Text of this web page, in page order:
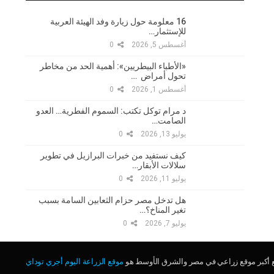
16 معلومة حول زيارة وفد الهيئة العربية
للإستثمار…
أغسطس 5, 2026
«الأطباء البيطريين»: أهمية الحد من مخاطر
تحول أمراض …
أغسطس 1, 2026
د مرام توكل تكتب: السموم الفطرية… العدو
الصامت…
يوليو 13, 2026
كيف نستفيد من خبرات البرازيل في تطوير
سلالات الأبقار…
يوليو 11, 2026
هل تدخل مصر حزام الثعابين السامة بسبب
تغير المناخ؟…
يوليو 7, 2026
أكبر موقع زراعي في مصر والشرق الأوسط هو موقع الزراعة اليوم أجري توداي